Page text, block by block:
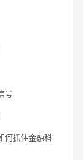
号
何抓住金融科